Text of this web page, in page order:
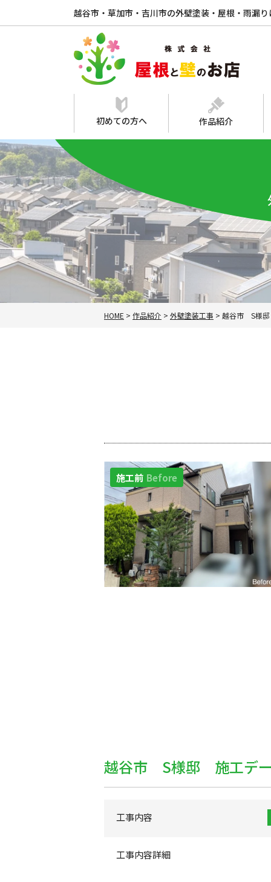
越谷市・草加市・吉川市の外壁塗装・屋根・雨漏
初めての方へ 作品紹介
HOME > 作品紹介 > 外壁塗装工事 > 越谷市 S様邸
施工前 Before
越谷市 S様邸 施工デ
工事内容
工事内容詳細